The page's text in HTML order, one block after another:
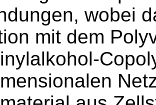
wobei
mit dem